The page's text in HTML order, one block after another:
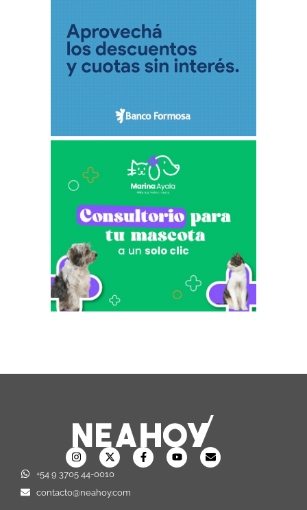
+54 9 3705 44-0010
contacto@neahoy.com